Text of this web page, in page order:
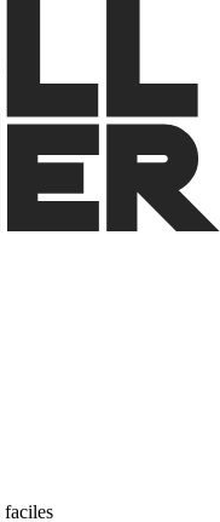
faciles